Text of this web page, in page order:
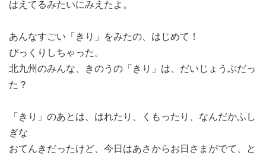
はえてるみたいにみえたよ。
あんなすごい「きり」をみたの、はじめて！
びっくりしちゃった。
北九州のみんな、きのうの「きり」は、だいじょうぶだっ
た？
「きり」のあとは、はれたり、くもったり、なんだかふし
ぎな
おてんきだったけど、今日はあさからお日さまがでて、と